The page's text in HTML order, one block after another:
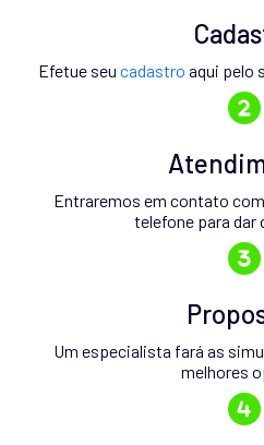
Efetue seu cadastro aqui pelo
Entraremos em contato
telefone para dar
Um especialista fará as
melhores